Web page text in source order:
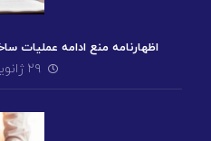
اظهارنامه منع ادامه عملیات
۲۹ ژانویه ۲۰۲۴